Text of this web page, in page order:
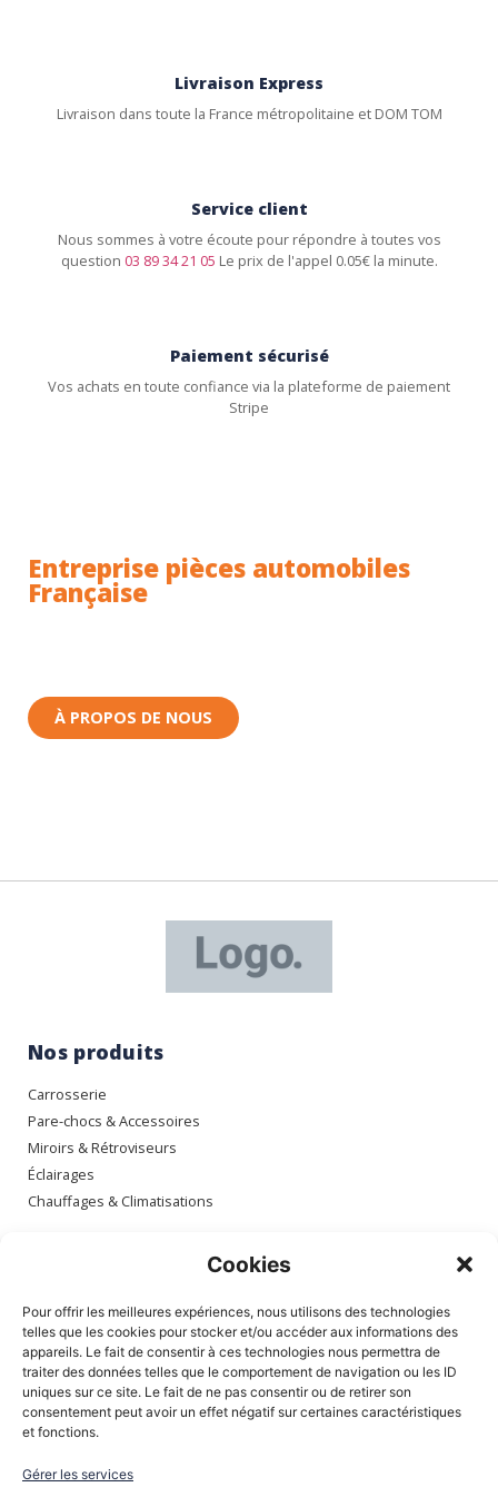
Cookies
Pour offrir les meilleures expériences, nous utilisons des technologies
telles que les cookies pour stocker et/ou accéder aux informations des
appareils. Le fait de consentir à ces technologies nous permettra de
traiter des données telles que le comportement de navigation ou les ID
uniques sur ce site. Le fait de ne pas consentir ou de retirer son
consentement peut avoir un effet négatif sur certaines caractéristiques
et fonctions.
Gérer les services
Livraison Express
Livraison dans toute la France métropolitaine et DOM TOM
Service client
Nous sommes à votre écoute pour répondre à toutes vos
question 03 89 34 21 05 Le prix de l'appel 0.05€ la minute.
Paiement sécurisé
Vos achats en toute confiance via la plateforme de paiement
Stripe
Entreprise pièces automobiles
Française
À PROPOS DE NOUS
Nos produits
Carrosserie
Pare-chocs & Accessoires
Miroirs & Rétroviseurs
Éclairages
Chauffages & Climatisations
Mon compte
Mes commandes
Mes adresses
Mon panier
Informations
À Propos de nous